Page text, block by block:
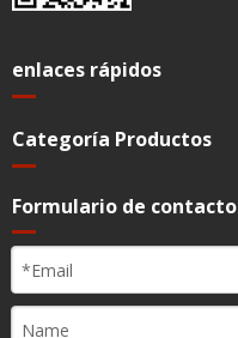
enlaces rápidos
Categoría Productos
Formulario de contacto